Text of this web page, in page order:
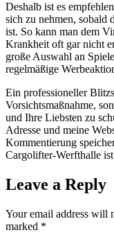
Deshalb ist es
sich zu nehmen, sobald
ist. So kann man dem
Krankheit oft gar nicht
große Auswahl an
regelmäßige
Ein professioneller
Vorsichtsmaßnahme,
und Ihre Liebsten zu
Adresse und meine
Kommentierung
Cargolifter-Werfthalle
Leave a Reply
Your email address will
marked *